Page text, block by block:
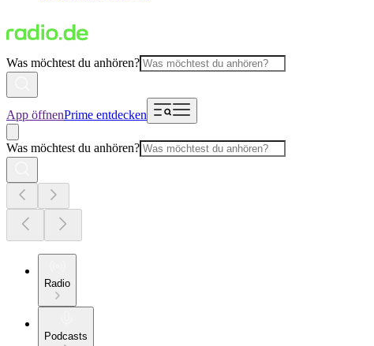
Was möchtest du anhören?
App öffnenPrime entdecken
Was möchtest du anhören?
Radio
Podcasts